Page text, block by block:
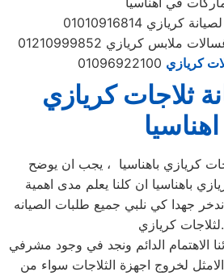
كريازي
ثلاجات كريازي
اهناسيا
كريازي باهناسيا ، يجب ان يوضح
باهناسيا ان كلنا يعلم مدى اهمية
ندخر جهدا كي نلبي جميع طلبات الصيانه
لثلاجات كريازي.
الاهتمام الدائم ونجد في وجود مشرفي
الامثل لخروج اجهزة الثلاجات سواء من